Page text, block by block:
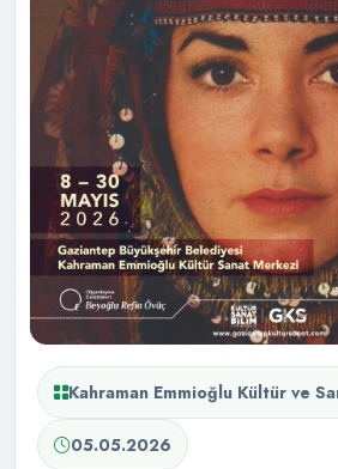
Kahraman Emmioğlu Kültür ve
05.05.2026